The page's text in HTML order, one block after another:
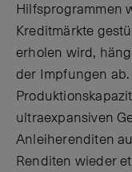
Hilfsprogrammen
Kreditmärkte
erholen wird,
der Impfungen
ultraexpansiven
Anleiherenditen
Renditen wieder